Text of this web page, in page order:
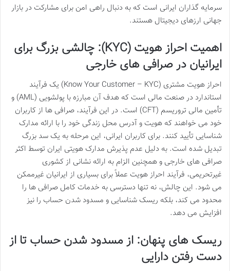
سرمایه گذاران ایرانی است که به دنبال راهی امن برای مشارکت در بازار
جهانی ارزهای دیجیتال هستند.
اهمیت احراز هویت (KYC): چالشی بزرگ برای
ایرانیان در صرافی های خارجی
احراز هویت مشتری (Know Your Customer – KYC) یک فرآیند
استاندارد در صنعت مالی است که هدف آن مبارزه با پولشویی (AML) و
تأمین مالی تروریسم (CFT) است. در این فرآیند، صرافی ها از کاربران
خود می خواهند که هویت و آدرس محل زندگی خود را با ارائه مدارک
شناسایی تأیید کنند. برای کاربران ایرانی، این مرحله به یک سد بزرگ
تبدیل شده است. به دلیل عدم پذیرش مدارک هویتی ایران توسط اکثر
صرافی های خارجی و همچنین الزام به ارائه نشانی از کشوری
غیرتحریمی، فرآیند احراز هویت عملاً برای بسیاری از ایرانیان غیرممکن
می شود. این چالش، نه تنها دسترسی به خدمات کامل صرافی ها را
محدود می کند، بلکه ریسک شناسایی و مسدود شدن حساب را نیز
افزایش می دهد.
ریسک های پنهان: از مسدود شدن حساب تا از
دست رفتن دارایی